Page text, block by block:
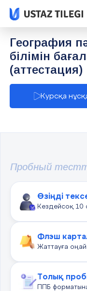
География
білімін
(аттестация)
Курсқа
Пробный
Өзіңді
Кездейсоқ 10
Флэш
Жаттауға
Толық
ППБ